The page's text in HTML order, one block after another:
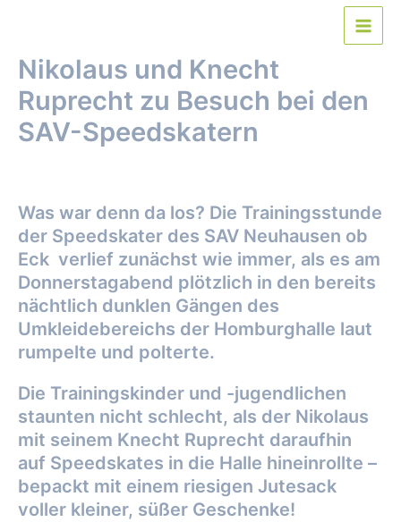
Main
Nikolaus und Knecht
Ruprecht zu Besuch bei den
SAV-Speedskatern
Was war denn da los? Die Trainingsstunde
der Speedskater des SAV Neuhausen ob
Eck verlief zunächst wie immer, als es am
Donnerstagabend plötzlich in den bereits
nächtlich dunklen Gängen des
Umkleidebereichs der Homburghalle laut
rumpelte und polterte.
Die Trainingskinder und -jugendlichen
staunten nicht schlecht, als der Nikolaus
mit seinem Knecht Ruprecht daraufhin
auf Speedskates in die Halle hineinrollte –
bepackt mit einem riesigen Jutesack
voller kleiner, süßer Geschenke!